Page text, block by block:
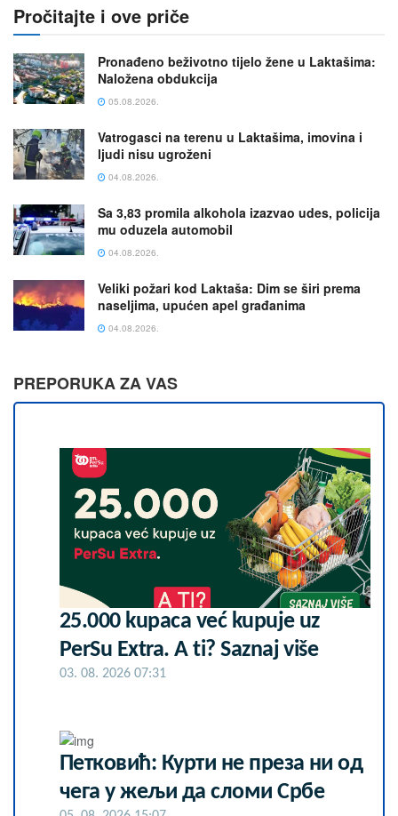
Pročitajte i ove priče
Pronađeno beživotno tijelo žene u Laktašima:
Naložena obdukcija
05.08.2026.
Vatrogasci na terenu u Laktašima, imovina i
ljudi nisu ugroženi
04.08.2026.
Sa 3,83 promila alkohola izazvao udes, policija
mu oduzela automobil
04.08.2026.
Veliki požari kod Laktaša: Dim se širi prema
naseljima, upućen apel građanima
04.08.2026.
PREPORUKA ZA VAS
25.000 kupaca već kupuje uz
PerSu Extra. A ti? Saznaj više
03. 08. 2026 07:31
Петковић: Курти не преза ни од
чега у жељи да сломи Србе